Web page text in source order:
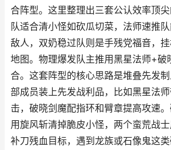
合阵型。这里整理出三套公认效率顶
队适合清小怪如砍瓜切菜，法师速推
敌人，双奶稳过队则是手残党福音，
地图。物理爆发队主推用黑星法师+破
合。这套阵型的核心思路是堆叠先发
部成员装上先发战利品，比如黑星法
击，破晓剑魔配指环和臂章提高攻速
用旋风斩清掉脆皮小怪，两个蛮荒战
补刀残血目标，遇到龙族或石像鬼这